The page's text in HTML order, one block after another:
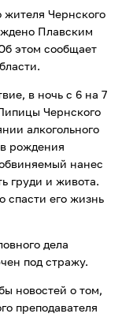
жителя Чернского
Плавским
этом сообщает
в ночь с 6 на 7
Чернского
алкогольного
рождения
нанес
груди и живота.
спасти его жизнь
дела
под стражу.
новостей о том,
преподавателя